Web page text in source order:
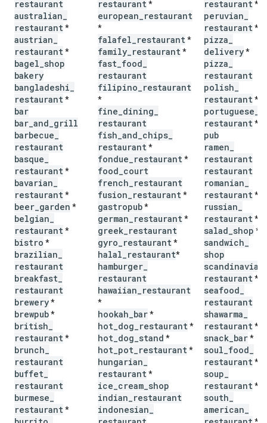
restaurant
australian
restaurant*
austrian
restaurant*
bagel shop
bakery
bangladeshi
restaurant*
bar
bar and grill
barbecue
restaurant
basque
restaurant*
bavarian
restaurant*
beer garden *
belgian
restaurant*
bistro *
brazilian
restaurant
breakfast
restaurant
brewery*
brewpub*
british
restaurant*
brunch
restaurant
buffet
restaurant
burmese
restaurant*
restaurant*
european restaurant
*
falafel restaurant*
family restaurant*
fast food
restaurant
filipino restaurant
*
fine dining
restaurant
fish and chips
restaurant*
fondue restaurant*
food court
french restaurant
fusion restaurant*
gastropub*
german restaurant*
greek restaurant
gyro restaurant*
halal restaurant*
hamburger
restaurant
hawaiian restaurant
*
hookah bar*
hot dog restaurant*
hot dog stand *
hot pot restaurant*
hungarian
restaurant*
ice cream shop
indian restaurant
indonesian
restaurant*
peruvian
restaurant*
pizza
delivery*
pizza
restaurant
polish
restaurant*
portuguese
restaurant*
pub
ramen
restaurant
restaurant
romanian
restaurant*
russian
restaurant*
salad shop *
sandwich
shop
scandinavian
restaurant*
seafood
restaurant
shawarma
restaurant*
snack bar*
soul food
restaurant*
soup
restaurant*
south
american